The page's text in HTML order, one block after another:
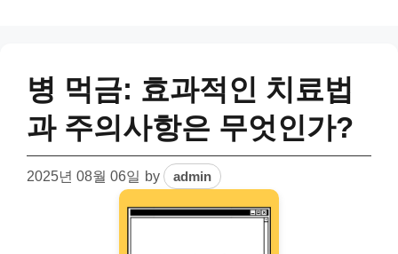
병 먹금: 효과적인 치료법
과 주의사항은 무엇인가?
2025년 08월 06일 by admin